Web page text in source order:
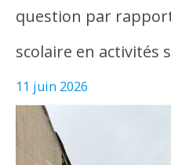
question par
scolaire en activités
11 juin 2026